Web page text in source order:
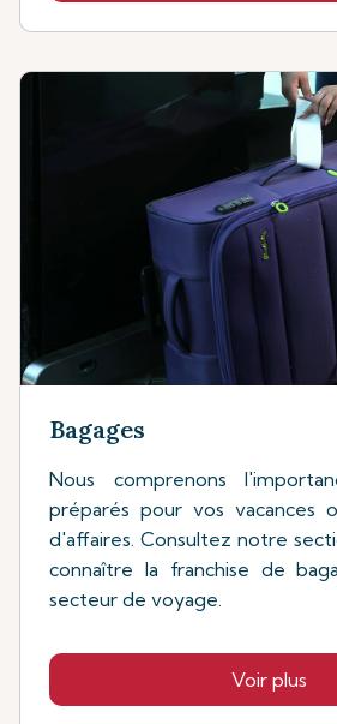
Bagages
Nous comprenons
préparés pour vos vacances
d'affaires. Consultez notre
connaître la franchise de
secteur de voyage.
Voir plus